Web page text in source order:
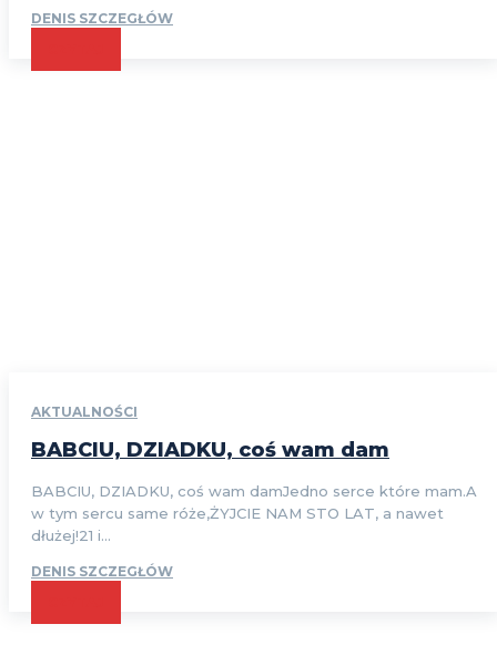
DENIS SZCZEGŁÓW
AKTUALNOŚCI
BABCIU, DZIADKU, coś wam dam
BABCIU, DZIADKU, coś wam damJedno serce które mam.A
w tym sercu same róże,ŻYJCIE NAM STO LAT, a nawet
dłużej!21 i...
DENIS SZCZEGŁÓW